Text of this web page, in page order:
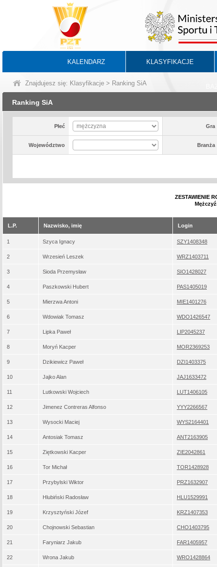
KALENDARZ KLASYFIKACJE
Znajdujesz się: Klasyfikacje > Ranking SiA
Ranking SiA
Płeć Gra
Województwo Branża
ZESTAWIENIE
L.P. Nazwisko, imię Login
1 Szyca Ignacy SZY1408348
2 Wrzesień Leszek WRZ1403711
3 Sioda Przemysław SIO1428027
4 Paszkowski Hubert PAS1405019
5 Mierzwa Antoni MIE1401276
6 Wdowiak Tomasz WDO1426547
7 Lipka Paweł LIP2045237
8 Moryń Kacper MOR2369253
9 Dzikiewicz Paweł DZI1403375
10 Jajko Alan JAJ1633472
11 Lutkowski Wojciech LUT1406105
12 Jimenez Contreras Alfonso YYY2266567
13 Wysocki Maciej WYS2164401
14 Antosiak Tomasz ANT2163905
15 Ziętkowski Kacper ZIE2042861
16 Tor Michał TOR1428928
17 Przybylski Wiktor PRZ1632907
18 Hlubiński Radosław HLU1529991
19 Krzysztyński Józef KRZ1407353
20 Chojnowski Sebastian CHO1403795
21 Faryniarz Jakub FAR1405957
22 Wrona Jakub WRO1428864